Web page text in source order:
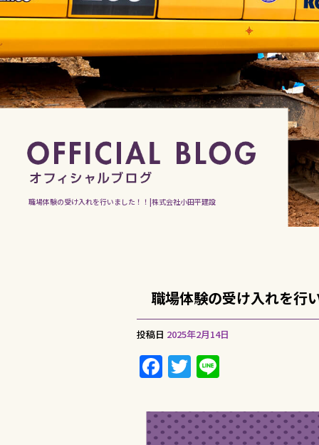
職場体験の受け入れを行いました！！|株式会社小田平建設
職場体験の受け入れを行
投稿日 2025年2月14日
F
a
c
e
T
w
it
te
e